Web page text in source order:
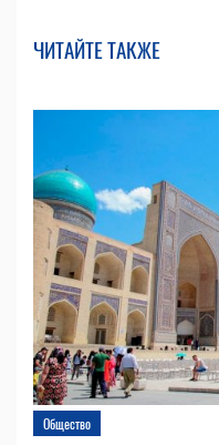
ЧИТАЙТЕ ТАКЖЕ
Общество